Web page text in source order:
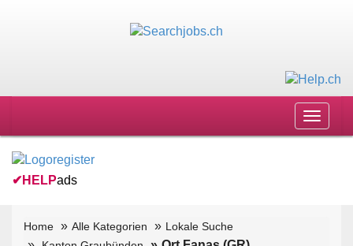
Toggle
✔ HELPads
Home Alle Kategorien
Lokale Suche